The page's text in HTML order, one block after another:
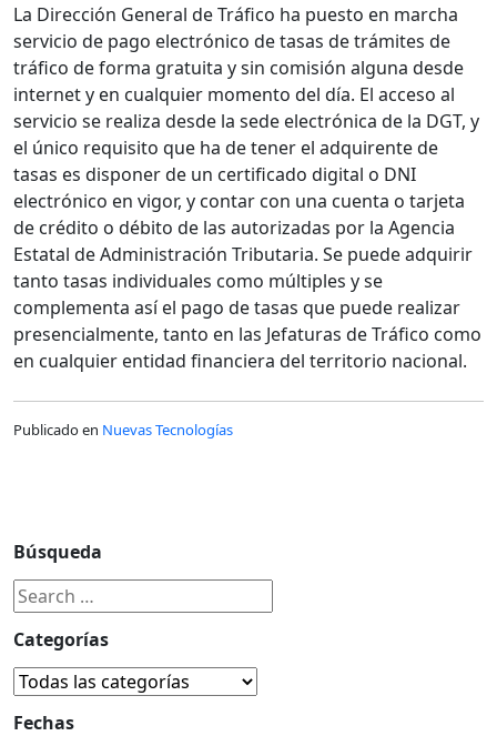
La Dirección General de Tráfico ha puesto en marcha
servicio de pago electrónico de tasas de trámites de
tráfico de forma gratuita y sin comisión alguna desde
internet y en cualquier momento del día. El acceso al
servicio se realiza desde la sede electrónica de la DGT, y
el único requisito que ha de tener el adquirente de
tasas es disponer de un certificado digital o DNI
electrónico en vigor, y contar con una cuenta o tarjeta
de crédito o débito de las autorizadas por la Agencia
Estatal de Administración Tributaria. Se puede adquirir
tanto tasas individuales como múltiples y se
complementa así el pago de tasas que puede realizar
presencialmente, tanto en las Jefaturas de Tráfico como
en cualquier entidad financiera del territorio nacional.
Publicado en Nuevas Tecnologías
Búsqueda
Categorías
Fechas